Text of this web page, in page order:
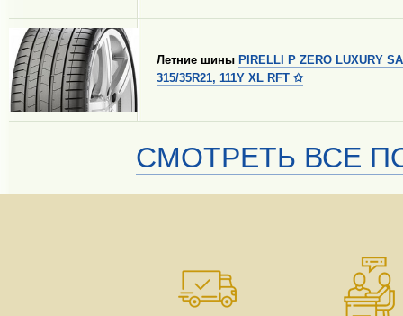
Летние шины PIRELLI P ZERO LUXURY
315/35R21, 111Y XL RFT ✩
СМОТРЕТЬ ВСЕ